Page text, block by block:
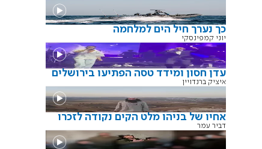
כך נערך חיל הים למלחמה
יוני קמפינסקי
עדן חסון ומידד טסה הפתיעו בירושלים
איציק ברנדויין
אחיו של בניהו מלט הקים נקודה לזכרו
דביר עמר